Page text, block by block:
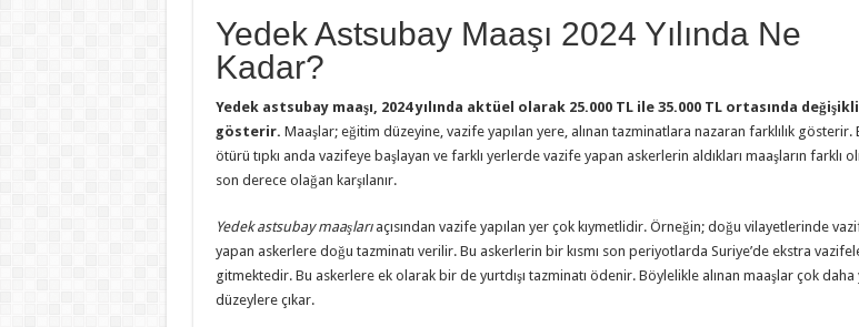
Yedek Astsubay Maaşı 2024 Yılında Ne
Kadar?
Yedek astsubay maaşı, 2024 yılında aktüel olarak 25.000 TL ile 35.000 TL ortasında
gösterir. Maaşlar; eğitim düzeyine, vazife yapılan yere, alınan tazminatlara nazaran farklılık gösterir.
ötürü tıpkı anda vazifeye başlayan ve farklı yerlerde vazife yapan askerlerin aldıkları maaşların farklı
son derece olağan karşılanır.
Yedek astsubay maaşlarıaçısından vazife yapılan yer çok kıymetlidir. Örneğin; doğu vilayetlerinde
yapan askerlere doğu tazminatı verilir. Bu askerlerin bir kısmı son periyotlarda Suriye’de ekstra
gitmektedir. Bu askerlere ek olarak bir de yurtdışı tazminatı ödenir. Böylelikle alınan maaşlar çok daha
düzeylere çıkar.